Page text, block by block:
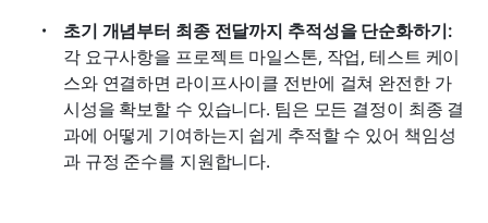
초기 개념부터 최종 전달까지 추적성을 단순화하기:
각 요구사항을 프로젝트 마일스톤, 작업, 테스트 케이
스와 연결하면 라이프사이클 전반에 걸쳐 완전한 가
시성을 확보할 수 있습니다. 팀은 모든 결정이 최종 결
과에 어떻게 기여하는지 쉽게 추적할 수 있어 책임성
과 규정 준수를 지원합니다.